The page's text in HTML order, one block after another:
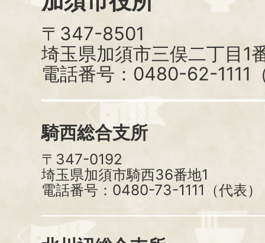
〒347-8501
埼玉県加須市三俣二丁目1
電話番号：0480-62-1111
騎西総合支所
〒347-0192
埼玉県加須市騎西36番地1
電話番号：0480-73-1111（代表）